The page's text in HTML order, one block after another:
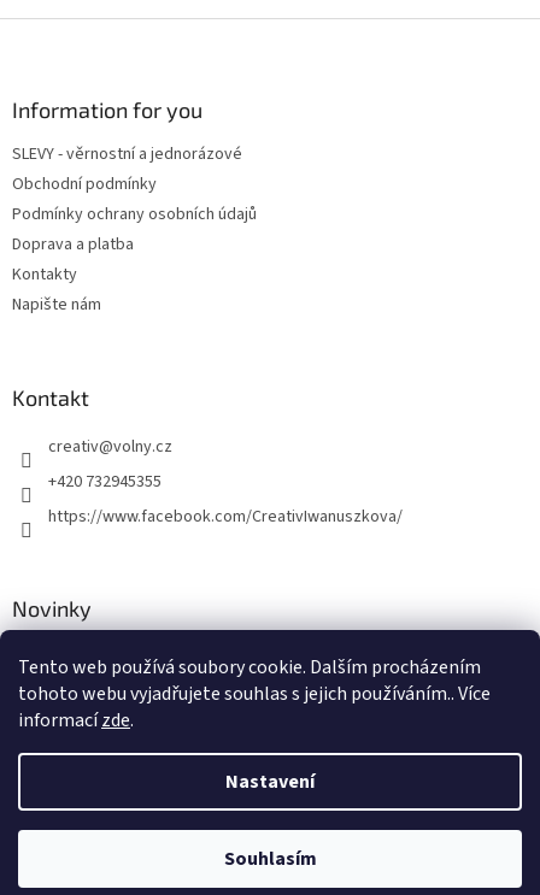
Tento web používá soubory cookie. Dalším procházením
tohoto webu vyjadřujete souhlas s jejich používáním.. Více
informacízde.
Nastavení
Souhlasím
Information for you
SLEVY - věrnostní a jednorázové
Obchodní podmínky
Podmínky ochrany osobních údajů
Doprava a platba
Kontakty
Napište nám
Kontakt
creativ@volny.cz
+420 732945355
https://www.facebook.com/CreativIwanuszkova/
Novinky
30.8.2018
Vytvořil Shoptet
Creativ. Všechna práva vyhrazena.